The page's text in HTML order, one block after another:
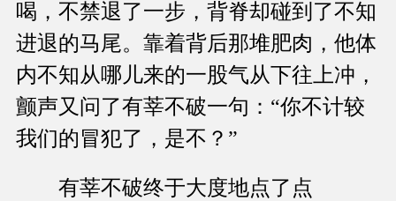
喝，不禁退了一步，背脊却碰到了不知
进退的马尾。靠着背后那堆肥肉，他体
内不知从哪儿来的一股气从下往上冲，
颤声又问了有莘不破一句：“你不计较
我们的冒犯了，是不？”
有莘不破终于大度地点了点